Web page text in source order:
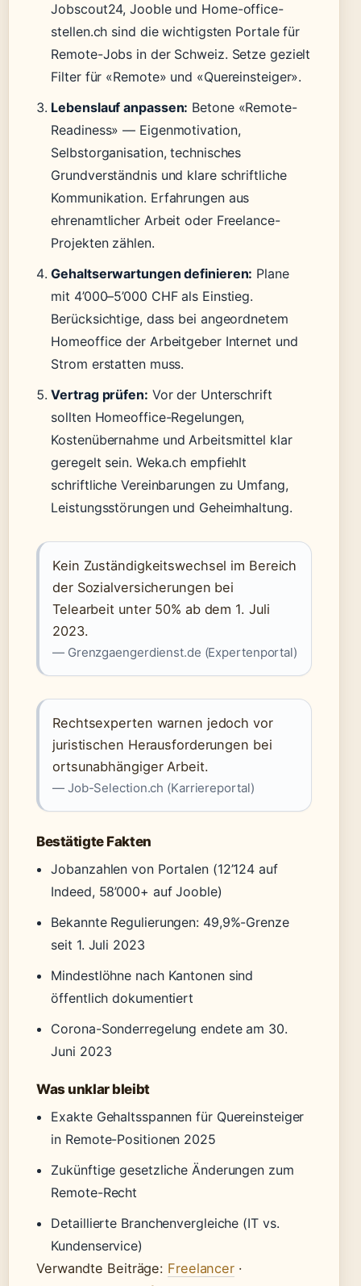
Jobscout24, Jooble und Home-office-
stellen.ch sind die wichtigsten Portale für
Remote-Jobs in der Schweiz. Setze gezielt
Filter für «Remote» und «Quereinsteiger».
Lebenslauf anpassen: Betone «Remote-
Readiness» — Eigenmotivation,
Selbstorganisation, technisches
Grundverständnis und klare schriftliche
Kommunikation. Erfahrungen aus
ehrenamtlicher Arbeit oder Freelance-
Projekten zählen.
Gehaltserwartungen definieren: Plane
mit 4’000–5’000 CHF als Einstieg.
Berücksichtige, dass bei angeordnetem
Homeoffice der Arbeitgeber Internet und
Strom erstatten muss.
Vertrag prüfen: Vor der Unterschrift
sollten Homeoffice-Regelungen,
Kostenübernahme und Arbeitsmittel klar
geregelt sein. Weka.ch empfiehlt
schriftliche Vereinbarungen zu Umfang,
Leistungsstörungen und Geheimhaltung.
Kein Zuständigkeitswechsel im Bereich
der Sozialversicherungen bei
Telearbeit unter 50% ab dem 1. Juli
2023.
— Grenzgaengerdienst.de (Expertenportal)
Rechtsexperten warnen jedoch vor
juristischen Herausforderungen bei
ortsunabhängiger Arbeit.
— Job-Selection.ch (Karriereportal)
Bestätigte Fakten
Jobanzahlen von Portalen (12’124 auf
Indeed, 58’000+ auf Jooble)
Bekannte Regulierungen: 49,9%-Grenze
seit 1. Juli 2023
Mindestlöhne nach Kantonen sind
öffentlich dokumentiert
Corona-Sonderregelung endete am 30.
Juni 2023
Was unklar bleibt
Exakte Gehaltsspannen für Quereinsteiger
in Remote-Positionen 2025
Zukünftige gesetzliche Änderungen zum
Remote-Recht
Detaillierte Branchenvergleiche (IT vs.
Kundenservice)
Verwandte Beiträge: Freelancer ·